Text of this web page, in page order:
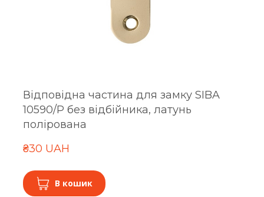
Відповідна частина для замку SIBA
10590/P без відбійника, латунь
полірована
₴30 UAH
В кошик